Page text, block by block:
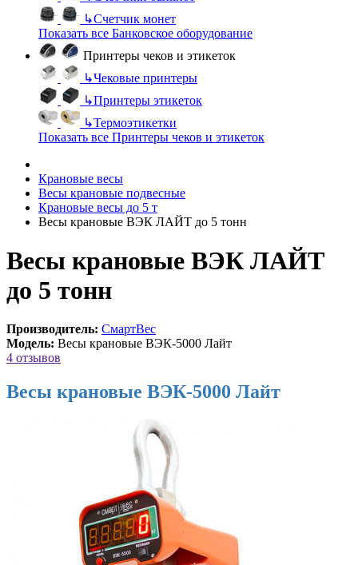
↳Счетчик монет
Показать все Банковское оборудование
Принтеры чеков и этикеток
↳Чековые принтеры
↳Принтеры этикеток
↳Термоэтикетки
Показать все Принтеры чеков и этикеток
Крановые весы
Весы крановые подвесные
Крановые весы до 5 т
Весы крановые ВЭК ЛАЙТ до 5 тонн
Весы крановые ВЭК ЛАЙТ
до 5 тонн
Производитель: СмартВес
Модель: Весы крановые ВЭК-5000 Лайт
4 отзывов
Весы крановые ВЭК-5000 Лайт